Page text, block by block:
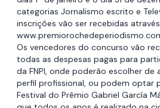
categorias Jornalismo escrito e
inscrições vão ser recebidas
Os vencedores do concurso vão
todas as despesas pagas para
da FNPI, onde poderão escolher de
perfil profissional, ou podem optar
Festival do Prêmio Gabriel García